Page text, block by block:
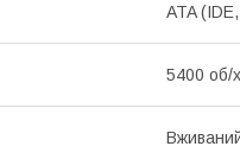
ATA
5400 об/